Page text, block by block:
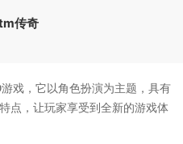
传奇
戏，它以角色扮演为主题，具有
点，让玩家享受到全新的游戏体